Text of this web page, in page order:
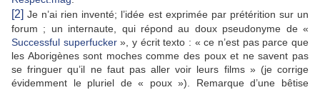
[2] Je n’ai rien inventé; l’idée est exprimée par prétérition sur un
forum ; un internaute, qui répond au doux pseudonyme de «
Successful superfucker», y écrit texto : « ce n’est pas parce que
les Aborigènes sont moches comme des poux et ne savent pas
se fringuer qu’il ne faut pas aller voir leurs films » (je corrige
évidemment le pluriel de « poux »). Remarque d’une bêtise